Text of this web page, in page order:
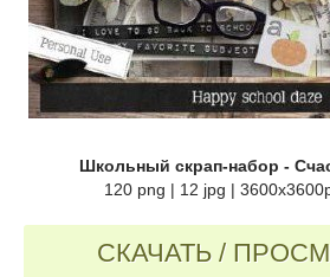
Школьный скрап-набор -
120 png | 12 jpg |
СКАЧАТЬ /